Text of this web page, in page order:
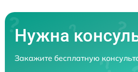
Нужна
Закажите бесплатную